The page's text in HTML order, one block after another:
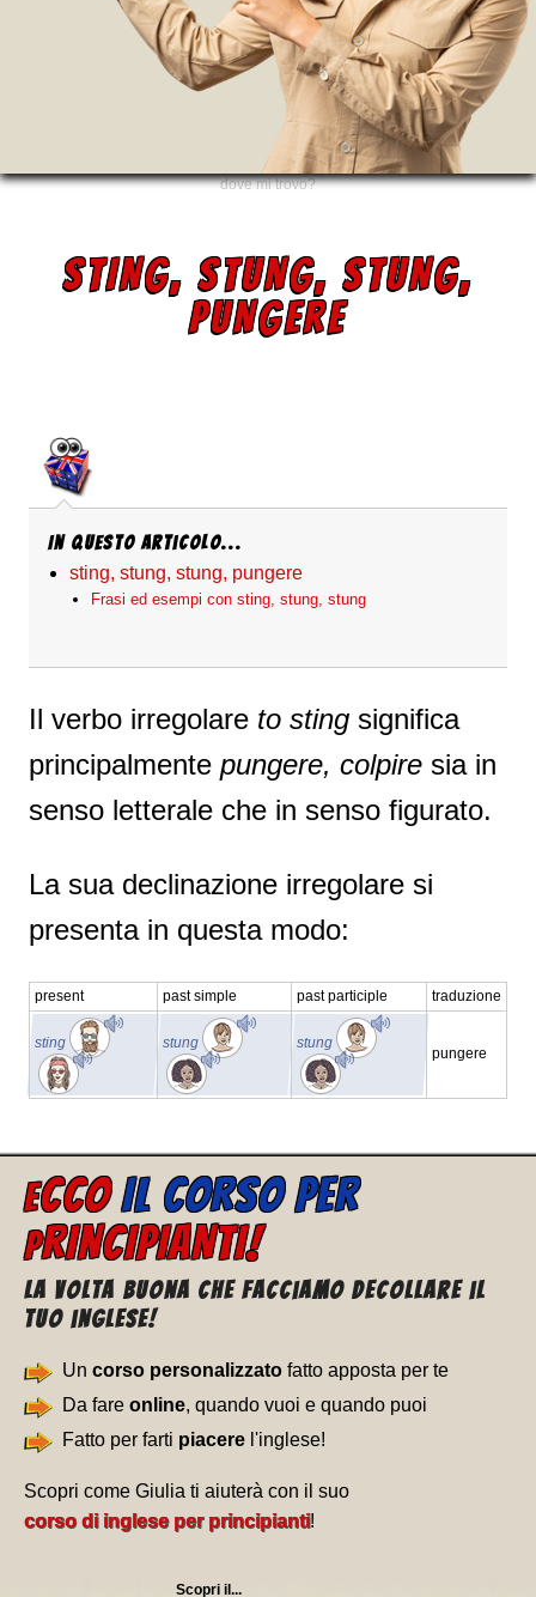
dove mi trovo?
STING, STUNG, STUNG,
PUNGERE
In questo articolo...
sting, stung, stung, pungere
Frasi ed esempi con sting, stung, stung
Il verbo irregolare to sting significa
principalmente pungere, colpire sia in
senso letterale che in senso figurato.
La sua declinazione irregolare si
presenta in questa modo:
present past simple past participle traduzione
sting stung stung
pungere
ECCOIL CORSO PER
PRINCIPIANTI!
La volta buona che facciamo decollare il
tuo inglese!
Un corso personalizzato fatto apposta per te
Da fare online, quando vuoi e quando puoi
Fatto per farti piacere l'inglese!
Scopri come Giulia ti aiuterà con il suo
corso di inglese per principianti!
Scopri il...